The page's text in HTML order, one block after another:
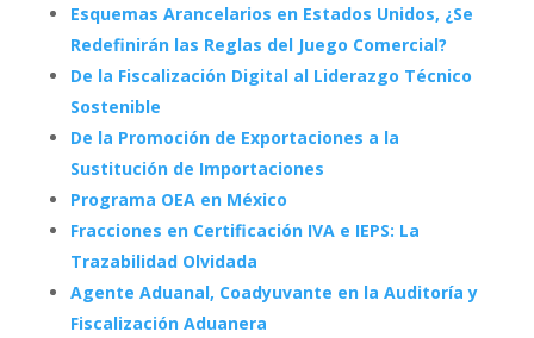
Esquemas Arancelarios en Estados Unidos, ¿Se
Redefinirán las Reglas del Juego Comercial?
De la Fiscalización Digital al Liderazgo Técnico
Sostenible
De la Promoción de Exportaciones a la
Sustitución de Importaciones
Programa OEA en México
Fracciones en Certificación IVA e IEPS: La
Trazabilidad Olvidada
Agente Aduanal, Coadyuvante en la Auditoría y
Fiscalización Aduanera